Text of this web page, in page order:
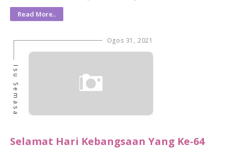
Read More..
Ogos 31, 2021
Isu Semasa
Selamat Hari Kebangsaan Yang Ke-64